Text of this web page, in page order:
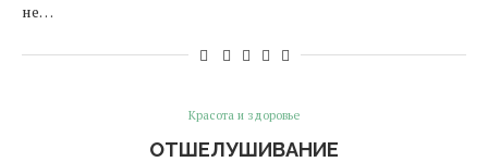
не…
Красота и здоровье
ОТШЕЛУШИВАНИЕ